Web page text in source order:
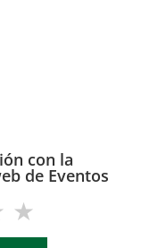
con la
de Eventos